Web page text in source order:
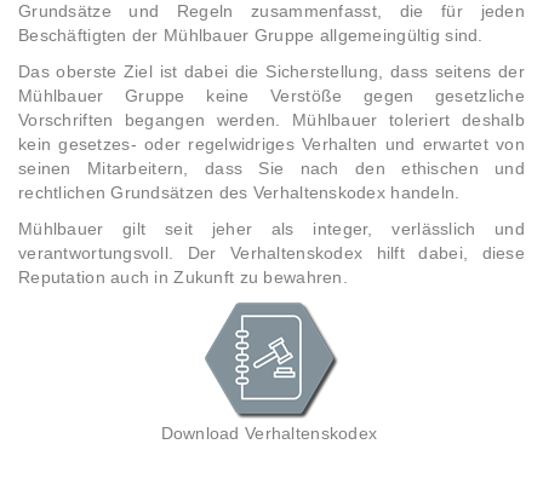
Grundsätze und Regeln zusammenfasst, die für jeden
Beschäftigten der Mühlbauer Gruppe allgemeingültig sind.
Das oberste Ziel ist dabei die Sicherstellung, dass seitens der
Mühlbauer Gruppe keine Verstöße gegen gesetzliche
Vorschriften begangen werden. Mühlbauer toleriert deshalb
kein gesetzes- oder regelwidriges Verhalten und erwartet von
seinen Mitarbeitern, dass Sie nach den ethischen und
rechtlichen Grundsätzen des Verhaltenskodex handeln.
Mühlbauer gilt seit jeher als integer, verlässlich und
verantwortungsvoll. Der Verhaltenskodex hilft dabei, diese
Reputation auch in Zukunft zu bewahren.
Download Verhaltenskodex